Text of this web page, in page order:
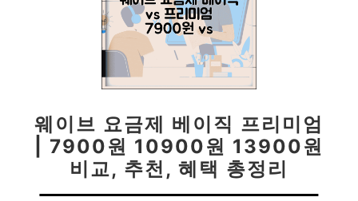
웨이브 요금제 베이직 프리미엄
| 7900원 10900원 13900원
비교, 추천, 혜택 총정리